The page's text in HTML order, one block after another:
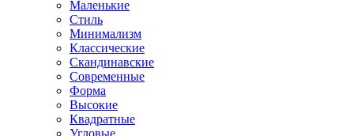
Маленькие
Стиль
Минимализм
Классические
Скандинавские
Современные
Форма
Высокие
Квадратные
Угловые